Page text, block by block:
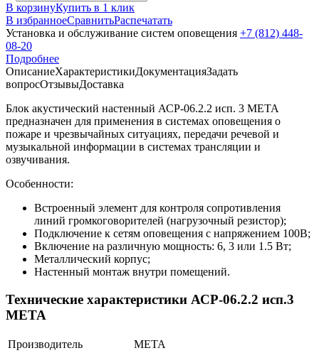
В корзинуКупить в 1 клик
В избранноеСравнитьРаспечатать
Установка и обслуживание систем оповещения +7 (812) 448-
08-20
Подробнее
ОписаниеХарактеристикиДокументацияЗадать
вопросОтзывыДоставка
Блок акустический настенный АСР-06.2.2 исп. 3 МЕТА
предназначен для применения в системах оповещения о
пожаре и чрезвычайных ситуациях, передачи речевой и
музыкальной информации в системах трансляции и
озвучивания.
Особенности:
Встроенный элемент для контроля сопротивления
линий громкоговорителей (нагрузочный резистор);
Подключение к сетям оповещения с напряжением 100В;
Включение на различную мощность: 6, 3 или 1.5 Вт;
Металлический корпус;
Настенный монтаж внутри помещений.
Технические характеристики АСР-06.2.2 исп.3
МЕТА
Производитель
МЕТА